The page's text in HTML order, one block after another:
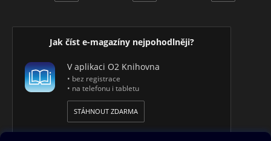
Jak číst e-magazíny nejpohodlněji?
V aplikaci O2 Knihovna
• bez registrace
• na telefonu i tabletu
STÁHNOUT ZDARMA